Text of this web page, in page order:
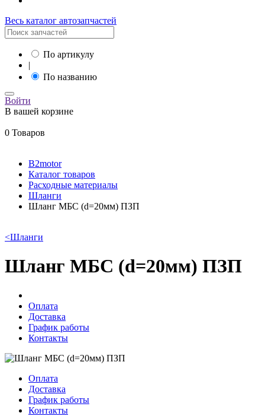
Весь каталог автозапчастей
По артикулу
|
По названию
Войти
В вашей корзине
0 Товаров
B2motor
Каталог товаров
Расходные материалы
Шланги
Шланг МБС (d=20мм) ПЗП
<Шланги
Шланг МБС (d=20мм) ПЗП
Оплата
Доставка
График работы
Контакты
Оплата
Доставка
График работы
Контакты